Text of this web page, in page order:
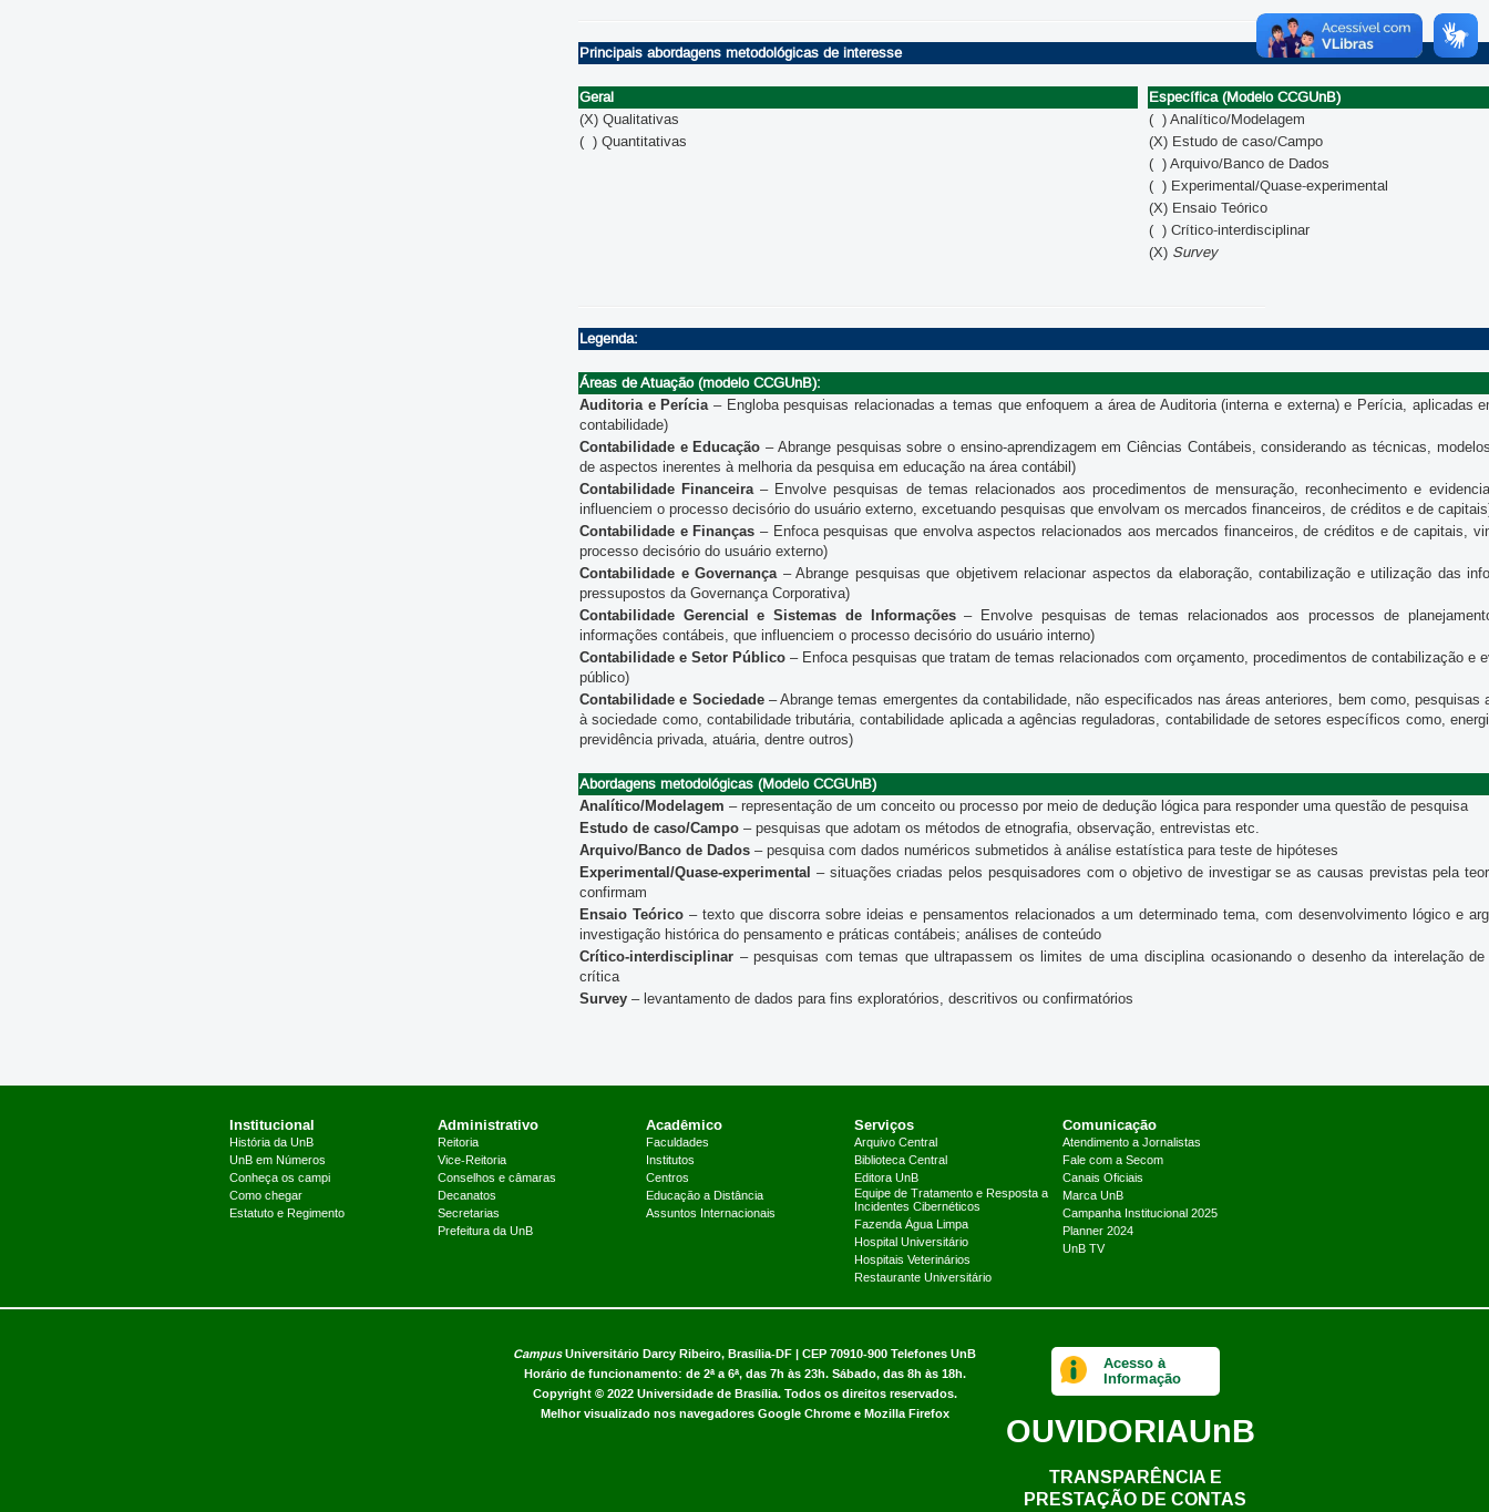
Principais abordagens metodológicas de interesse
Geral
Específica (Modelo CCGUnB)
(X) Qualitativas
( ) Analítico/Modelagem
( ) Quantitativas
(X) Estudo de caso/Campo
( ) Arquivo/Banco de Dados
( ) Experimental/Quase-experimental
(X) Ensaio Teórico
( ) Crítico-interdisciplinar
(X) Survey
Legenda:
Áreas de Atuação (modelo CCGUnB):
Auditoria e Perícia – Engloba pesquisas relacionadas a temas que enfoquem a área de Auditoria (interna e externa) e Perícia, aplicadas
contabilidade)
Contabilidade e Educação – Abrange pesquisas sobre o ensino-aprendizagem em Ciências Contábeis, considerando as técnicas,
de aspectos inerentes à melhoria da pesquisa em educação na área contábil)
Contabilidade Financeira – Envolve pesquisas de temas relacionados aos procedimentos de mensuração, reconhecimento e
influenciem o processo decisório do usuário externo, excetuando pesquisas que envolvam os mercados financeiros, de créditos e de
Contabilidade e Finanças – Enfoca pesquisas que envolva aspectos relacionados aos mercados financeiros, de créditos e de capitais,
processo decisório do usuário externo)
Contabilidade e Governança – Abrange pesquisas que objetivem relacionar aspectos da elaboração, contabilização e utilização das
pressupostos da Governança Corporativa)
Contabilidade Gerencial e Sistemas de Informações– Envolve pesquisas de temas relacionados aos processos de
informações contábeis, que influenciem o processo decisório do usuário interno)
Contabilidade e Setor Público – Enfoca pesquisas que tratam de temas relacionados com orçamento, procedimentos de contabilização e
público)
Contabilidade e Sociedade– Abrange temas emergentes da contabilidade, não especificados nas áreas anteriores, bem como, pesquisas
à sociedade como, contabilidade tributária, contabilidade aplicada a agências reguladoras, contabilidade de setores específicos como,
previdência privada, atuária, dentre outros)
Abordagens metodológicas (Modelo CCGUnB)
Analítico/Modelagem – representação de um conceito ou processo por meio de dedução lógica para responder uma questão de pesquisa
Estudo de caso/Campo – pesquisas que adotam os métodos de etnografia, observação, entrevistas etc.
Arquivo/Banco de Dados – pesquisa com dados numéricos submetidos à análise estatística para teste de hipóteses
Experimental/Quase-experimental – situações criadas pelos pesquisadores com o objetivo de investigar se as causas previstas pela
confirmam
Ensaio Teórico– texto que discorra sobre ideias e pensamentos relacionados a um determinado tema, com desenvolvimento lógico e
investigação histórica do pensamento e práticas contábeis; análises de conteúdo
Crítico-interdisciplinar – pesquisas com temas que ultrapassem os limites de uma disciplina ocasionando o desenho da interelação
crítica
Survey – levantamento de dados para fins exploratórios, descritivos ou confirmatórios
Institucional
História da UnB
UnB em Números
Conheça os campi
Como chegar
Estatuto e Regimento
Administrativo
Reitoria
Vice-Reitoria
Conselhos e câmaras
Decanatos
Secretarias
Prefeitura da UnB
Acadêmico
Faculdades
Institutos
Centros
Educação a Distância
Assuntos Internacionais
Serviços
Arquivo Central
Biblioteca Central
Editora UnB
Equipe de Tratamento e Resposta a
Incidentes Cibernéticos
Fazenda Água Limpa
Hospital Universitário
Hospitais Veterinários
Restaurante Universitário
Comunicação
Atendimento a Jornalistas
Fale com a Secom
Canais Oficiais
Marca UnB
Campanha Institucional 2025
Planner 2024
UnB TV
CampusUniversitário Darcy Ribeiro, Brasília-DF | CEP 70910-900 Telefones UnB
Horário de funcionamento: de 2ª a 6ª, das 7h às 23h. Sábado, das 8h às 18h.
Copyright © 2022 Universidade de Brasília. Todos os direitos reservados.
Melhor visualizado nos navegadores Google Chrome e Mozilla Firefox
Acesso à
Informação
OUVIDORIAUnB
TRANSPARÊNCIA E
PRESTAÇÃO DE CONTAS